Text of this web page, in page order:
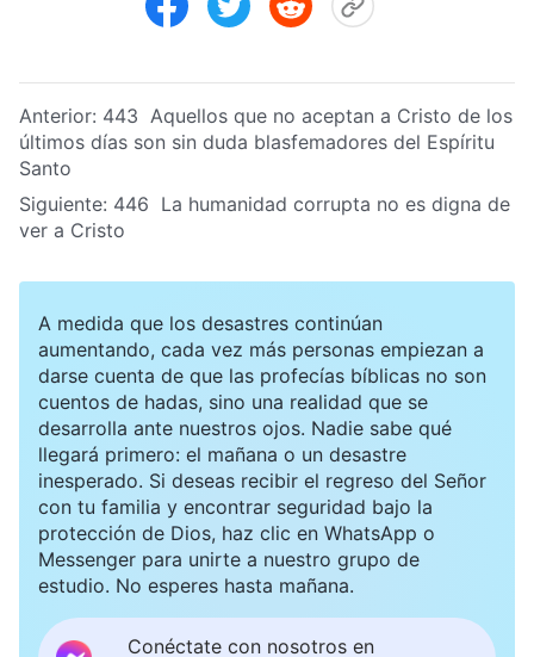
Anterior: 443 Aquellos que no aceptan a Cristo de los
últimos días son sin duda blasfemadores del Espíritu
Santo
Siguiente: 446 La humanidad corrupta no es digna de
ver a Cristo
A medida que los desastres continúan
aumentando, cada vez más personas empiezan a
darse cuenta de que las profecías bíblicas no son
cuentos de hadas, sino una realidad que se
desarrolla ante nuestros ojos. Nadie sabe qué
llegará primero: el mañana o un desastre
inesperado. Si deseas recibir el regreso del Señor
con tu familia y encontrar seguridad bajo la
protección de Dios, haz clic en WhatsApp o
Messenger para unirte a nuestro grupo de
estudio. No esperes hasta mañana.
Conéctate con nosotros en